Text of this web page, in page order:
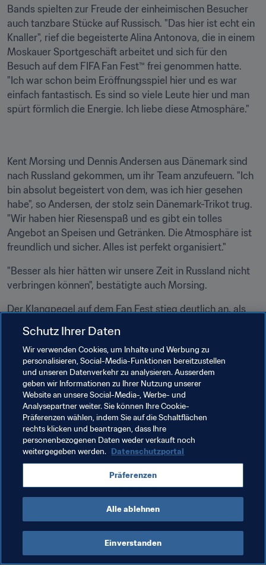
Bands spielten zur Freude der einheimischen Besucher
auch tanzbare Stücke auf Russisch. "Das hier ist echt ein
Knaller", rief die begeisterte Alina Antonova, die in einem
Moskauer Sportgeschäft arbeitet und sich für den
Besuch auf dem FIFA Fan Fest™ frei genommen hatte.
"Ich war schon beim Eröffnungsspiel hier und es war
einfach fantastisch. Es sind so viele Leute hier und man
spürt förmlich die Energie. Ich liebe diese Atmosphäre."
Kent Morsing und Dennis Andersen aus Dänemark sind
nach Russland gekommen, um ihr Team anzufeuern. "Ich
bin absolut begeistert von dem, was ich hier gesehen
habe", so Andersen, der stolz sein Dänemark-Trikot trug.
"Wir haben hier Riesenspaß und es gibt ein tolles
Angebot an Speisen und Getränken. Die Atmosphäre ist
freundlich und sicher. Alles ist perfekt organisiert."
"Besser als hier hätten wir unsere Zeit in Russland nicht
verbringen können", bestätigte auch Morsing.
Der Klangpegel auf dem Fan Fest stieg deutlich an, als
den Riesenleinwänden gezeigt wurde. Die russische
Nationalhymne wurde genauso inbrünstig mitgesungen
wie in der Samara-Arena. Die Fans gingen begeistert mit
und feuerten das russische Team bei jedem Vorstoß in
Richtung des uruguayischen Tores mit "Ro-si-ya!- Ro-si-
ya!"-Sprechchören an.
Trotz der Niederlage war Salina Kolotsey überzeugt,
dass die "Sbornaja" es bis ins Viertelfinale schaffen wird.
"Wir haben nicht die stärkste Mannschaft, aber wir
haben den Sprung aus der Gruppenphase geschafft. Es
wäre wirklich toll, wenn wir mindestens bis ins
Schutz Ihrer Daten
Wir verwenden Cookies, um Inhalte und Werbung zu
personalisieren, Social-Media-Funktionen bereitzustellen
und unseren Datenverkehr zu analysieren. Ausserdem
geben wir Informationen zu Ihrer Nutzung unserer
Website an unsere Social-Media-, Werbe- und
Analysepartner weiter. Sie können Ihre Cookie-
Präferenzen wählen, indem Sie auf die Schaltflächen
rechts klicken und beantragen, dass Ihre
personenbezogenen Daten weder verkauft noch
weitergegeben werden. Datenschutzportal
Präferenzen
Alle ablehnen
Einverstanden